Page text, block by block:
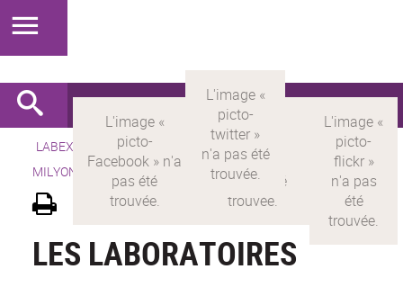
LABEX > LABEX MILYON Version française
MILYON > Découvrir le labex >
Les laboratoires
LES LABORATOIRES